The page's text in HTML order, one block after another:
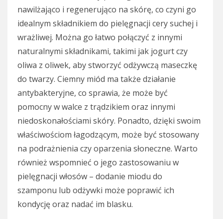
nawilżająco i regenerująco na skórę, co czyni go
idealnym składnikiem do pielęgnacji cery suchej i
wrażliwej. Można go łatwo połączyć z innymi
naturalnymi składnikami, takimi jak jogurt czy
oliwa z oliwek, aby stworzyć odżywczą maseczkę
do twarzy. Ciemny miód ma także działanie
antybakteryjne, co sprawia, że może być
pomocny w walce z trądzikiem oraz innymi
niedoskonałościami skóry. Ponadto, dzięki swoim
właściwościom łagodzącym, może być stosowany
na podrażnienia czy oparzenia słoneczne. Warto
również wspomnieć o jego zastosowaniu w
pielęgnacji włosów – dodanie miodu do
szamponu lub odżywki może poprawić ich
kondycję oraz nadać im blasku.